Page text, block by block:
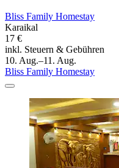
Bliss Family Homestay
Karaikal
17 €
inkl. Steuern & Gebühren
10. Aug.–11. Aug.
Bliss Family Homestay